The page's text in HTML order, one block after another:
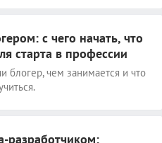
с чего начать, что
старта в профессии
блогер, чем занимается и что
разработчиком: